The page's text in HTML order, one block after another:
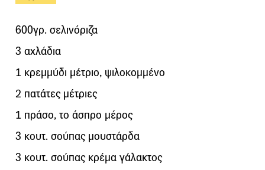
600γρ. σελινόριζα
3 αχλάδια
1 κρεμμύδι μέτριο, ψιλοκομμένο
2 πατάτες μέτριες
1 πράσο, το άσπρο μέρος
3 κουτ. σούπας μουστάρδα
3 κουτ. σούπας κρέμα γάλακτος